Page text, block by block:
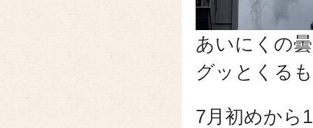
あいにくの
グッとくる
7月初めから